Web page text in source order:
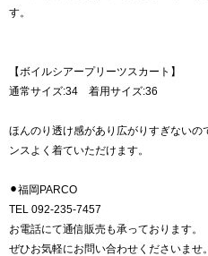
す。
【ボイルシアープリーツスカート】
通常サイズ:34 着用サイズ:36
ほんのり透け感があり広がりすぎないの
ンスよく着ていただけます。
⚫︎福岡PARCO
TEL 092-235-7457
お電話にて通信販売も承っております。
ぜひお気軽にお問い合わせくださいませ。